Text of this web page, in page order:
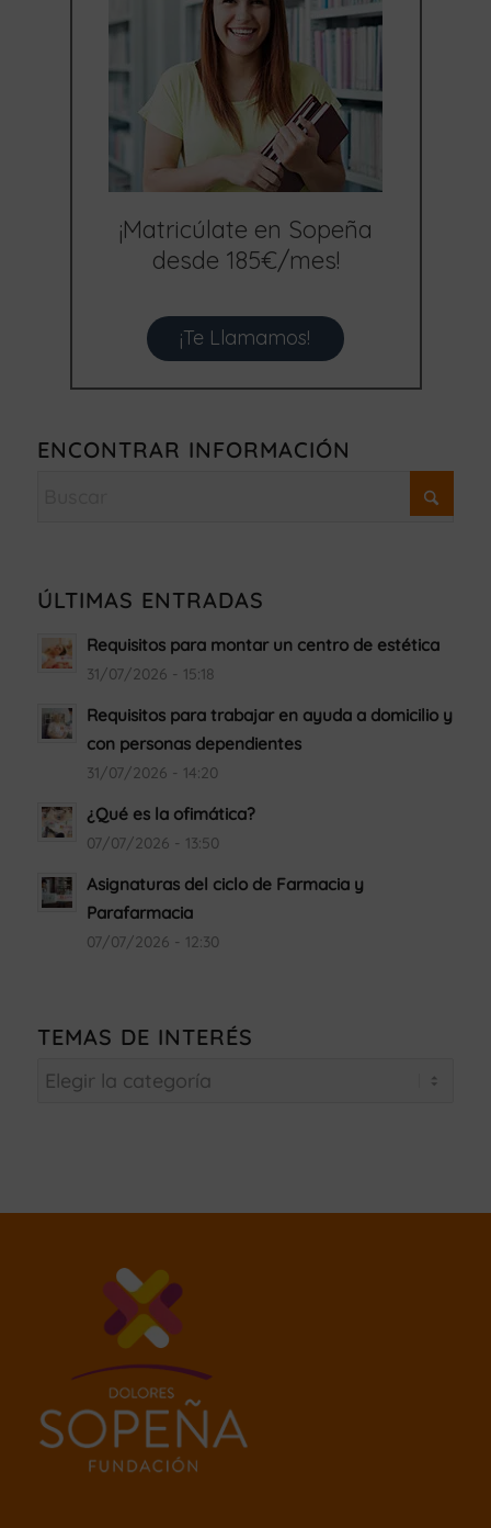
¡Matricúlate en Sopeña
desde 185€/mes!
¡Te Llamamos!
ENCONTRAR INFORMACIÓN
ÚLTIMAS ENTRADAS
Requisitos para montar un centro de estética
31/07/2026 - 15:18
Requisitos para trabajar en ayuda a domicilio y
con personas dependientes
31/07/2026 - 14:20
¿Qué es la ofimática?
07/07/2026 - 13:50
Asignaturas del ciclo de Farmacia y
Parafarmacia
07/07/2026 - 12:30
TEMAS DE INTERÉS